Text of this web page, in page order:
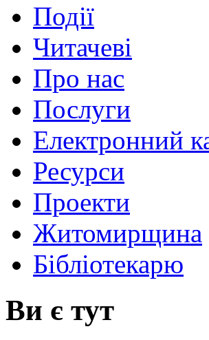
Події
Читачеві
Про нас
Послуги
Електронний
Ресурси
Проекти
Житомирщина
Бібліотекарю
Ви є тут